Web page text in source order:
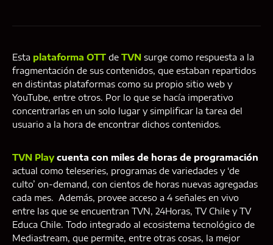
Esta plataforma OTT de TVN surge como respuesta a la
fragmentación de sus contenidos, que estaban repartidos
en distintas plataformas como su propio sitio web y
YouTube, entre otros. Por lo que se hacía imperativo
concentrarlas en un solo lugar y simplificar la tarea del
usuario a la hora de encontrar dichos contenidos.
TVN Playcuenta con miles de horas de programación
actual como teleseries, programas de variedades y ‘de
culto’ on-demand, con cientos de horas nuevas agregadas
cada mes. Además, provee acceso a 4 señales en vivo
entre las que se encuentran TVN, 24Horas, TV Chile y TV
Educa Chile. Todo integrado al ecosistema tecnológico de
Mediastream, que permite, entre otras cosas, la mejor